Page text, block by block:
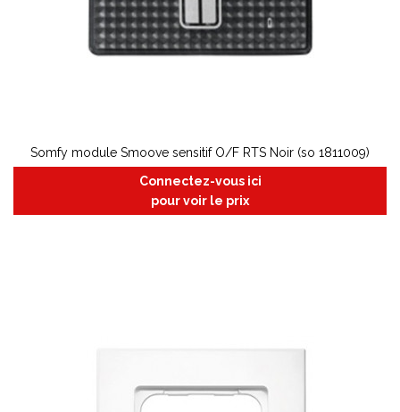
Somfy module Smoove sensitif O/F RTS Noir (so 1811009)
Connectez-vous ici
pour voir le prix